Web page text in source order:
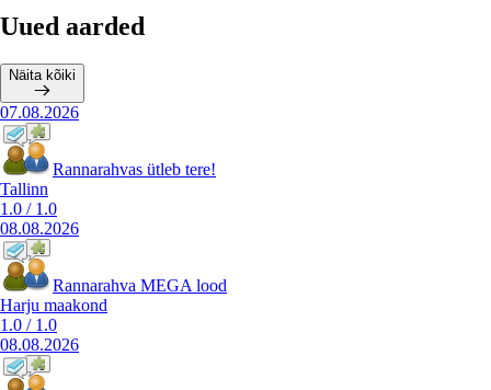
Uued aarded
Näita kõiki
07.08.2026
Rannarahvas ütleb tere!
Tallinn
1.0 / 1.0
08.08.2026
Rannarahva MEGA lood
Harju maakond
1.0 / 1.0
08.08.2026